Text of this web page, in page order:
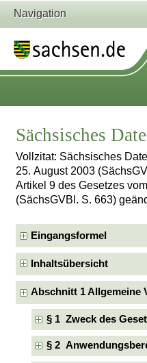
Navigation
Sächsisches
Vollzitat: Sächsisches
25. August 2003
Artikel 9 des Gesetzes
(SächsGVBl. S. 663)
Eingangsformel
Inhaltsübersicht
Abschnitt 1 Allgemeine
§ 1 Zweck des
§ 2